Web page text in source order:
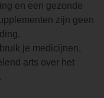
en een gezonde
zijn geen
je medicijnen,
arts over het